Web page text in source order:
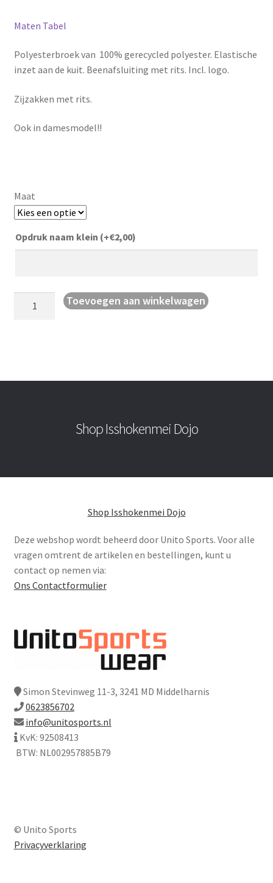
Maten Tabel
Polyesterbroek van 100% gerecycled polyester. Elastische
inzet aan de kuit. Beenafsluiting met rits. Incl. logo.
Zijzakken met rits.
Ook in damesmodel!!
Maat
Opdruk naam klein (+€2,00)
PolyesterbroekToevoegen aan winkelwagen
Shop Isshokenmei Dojo
Shop Isshokenmei Dojo
Deze webshop wordt beheerd door Unito Sports. Voor alle
vragen omtrent de artikelen en bestellingen, kunt u
contact op nemen via:
Ons Contactformulier
Simon Stevinweg 11-3, 3241 MD Middelharnis
0623856702
info@unitosports.nl
KvK: 92508413
BTW: NL002957885B79
© Unito Sports
Privacyverklaring